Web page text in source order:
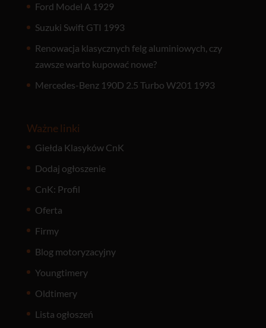
Ford Model A 1929
Suzuki Swift GTI 1993
Renowacja klasycznych felg aluminiowych, czy
zawsze warto kupować nowe?
Mercedes-Benz 190D 2.5 Turbo W201 1993
Ważne linki
Giełda Klasyków CnK
Dodaj ogłoszenie
CnK: Profil
Oferta
Firmy
Blog motoryzacyjny
Youngtimery
Oldtimery
Lista ogłoszeń